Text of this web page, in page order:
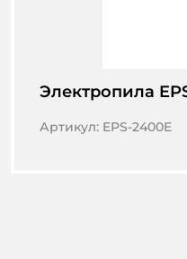
Электропила
Артикул: EPS-2400E